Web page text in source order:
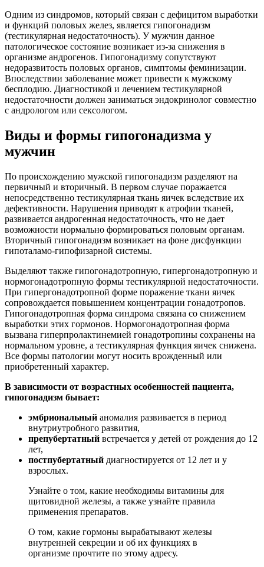
Одним из синдромов, который связан с дефицитом выработки
и функций половых желез, является гипогонадизм
(тестикулярная недостаточность). У мужчин данное
патологическое состояние возникает из-за снижения в
организме андрогенов. Гипогонадизму сопутствуют
недоразвитость половых органов, симптомы феминизации.
Впоследствии заболевание может привести к мужскому
бесплодию. Диагностикой и лечением тестикулярной
недостаточности должен заниматься эндокринолог совместно
с андрологом или сексологом.
Виды и формы гипогонадизма у
мужчин
По происхождению мужской гипогонадизм разделяют на
первичный и вторичный. В первом случае поражается
непосредственно тестикулярная ткань яичек вследствие их
дефективности. Нарушения приводят к атрофии тканей,
развивается андрогенная недостаточность, что не дает
возможности нормально формироваться половым органам.
Вторичный гипогонадизм возникает на фоне дисфункции
гипоталамо-гипофизарной системы.
Выделяют также гипогонадотропную, гипергонадотропную и
нормогонадотропную формы тестикулярной недостаточности.
При гипергонадотропной форме поражение ткани яичек
сопровождается повышением концентрации гонадотропов.
Гипогонадотропная форма синдрома связана со снижением
выработки этих гормонов. Нормогонадотропная форма
вызвана гиперпролактинемией гонадотропины сохранены на
нормальном уровне, а тестикулярная функция яичек снижена.
Все формы патологии могут носить врожденный или
приобретенный характер.
В зависимости от возрастных особенностей пациента,
гипогонадизм бывает:
эмбриональный аномалия развивается в период
внутриутробного развития,
препубертатный встречается у детей от рождения до 12
лет,
постпубертатный диагностируется от 12 лет и у
взрослых.
Узнайте о том, какие необходимы витамины для
щитовидной железы, а также узнайте правила
применения препаратов.
О том, какие гормоны вырабатывают железы
внутренней секреции и об их функциях в
организме прочтите по этому адресу.